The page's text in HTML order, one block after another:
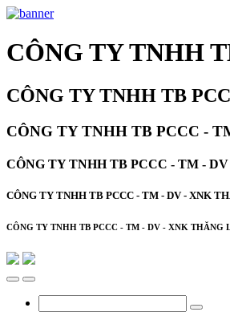
CÔNG TY TNHH
CÔNG TY TNHH TB
CÔNG TY TNHH TB PCCC -
CÔNG TY TNHH TB PCCC - TM -
CÔNG TY TNHH TB PCCC - TM - DV - XNK
CÔNG TY TNHH TB PCCC - TM - DV - XNK THĂNG